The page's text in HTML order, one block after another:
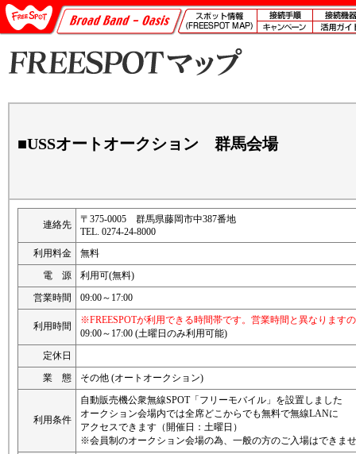
■USSオートオークション 群馬会場
連絡先
〒375-0005 群馬県藤岡市中387番地
TEL. 0274-24-8000
利用料金
無料
電 源
利用可(無料)
営業時間
09:00～17:00
利用時間
※FREESPOTが利用できる時間帯です。営業時間と異なります
09:00～17:00 (土曜日のみ利用可能)
定休日
業 態
その他 (オートオークション)
利用条件
自動販売機公衆無線SPOT「フリーモバイル」を設置しました
オークション会場内では全席どこからでも無料で無線LANに
アクセスできます（開催日：土曜日）
※会員制のオークション会場の為、一般の方のご入場はできま